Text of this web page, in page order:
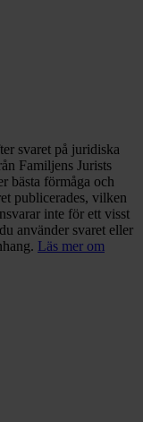
svaret på juridiska
Familjens Jurists
bästa förmåga och
publicerades, vilken
inte för ett visst
använder svaret eller
Läs mer om